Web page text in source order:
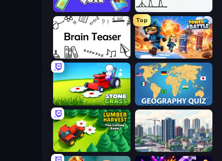
Mini Games Quiz Hangman
Brain Teaser
Top
Tower Battle
Stone Grass: Mowing Simulator Geography Quiz: Flags and Capitals
Lumber Harvest: Tree Cutting Game SuperCity 3D